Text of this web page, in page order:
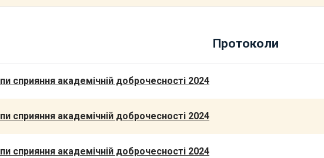
Протоколи
сприяння академічній доброчесності 2024
сприяння академічній доброчесності 2024
сприяння академічній доброчесності 2024